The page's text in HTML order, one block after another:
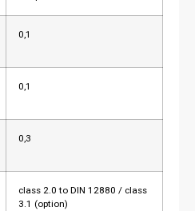
0,1
0,1
0,3
class 2.0 to DIN 12880 / class
3.1 (option)